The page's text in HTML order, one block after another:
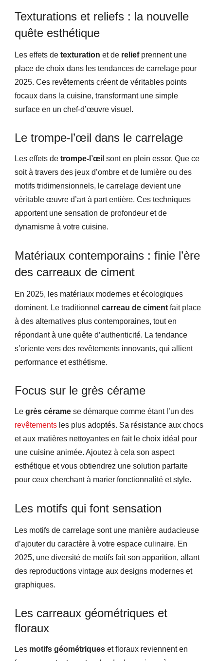
Texturations et reliefs : la nouvelle
quête esthétique
Les effets de texturation et de reliefprennent une
place de choix dans les tendances de carrelage pour
2025. Ces revêtements créent de véritables points
focaux dans la cuisine, transformant une simple
surface en un chef-d’œuvre visuel.
Le trompe-l’œil dans le carrelage
Les effets de trompe-l’œil sont en plein essor. Que ce
soit à travers des jeux d’ombre et de lumière ou des
motifs tridimensionnels, le carrelage devient une
véritable œuvre d’art à part entière. Ces techniques
apportent une sensation de profondeur et de
dynamisme à votre cuisine.
Matériaux contemporains : finie l’ère
des carreaux de ciment
En 2025, les matériaux modernes et écologiques
dominent. Le traditionnel carreau de ciment fait place
à des alternatives plus contemporaines, tout en
répondant à une quête d’authenticité. La tendance
s’oriente vers des revêtements innovants, qui allient
performance et esthétisme.
Focus sur le grès cérame
Le grès cérame se démarque comme étant l’un des
revêtements les plus adoptés. Sa résistance aux chocs
et aux matières nettoyantes en fait le choix idéal pour
une cuisine animée. Ajoutez à cela son aspect
esthétique et vous obtiendrez une solution parfaite
pour ceux cherchant à marier fonctionnalité et style.
Les motifs qui font sensation
Les motifs de carrelage sont une manière audacieuse
d’ajouter du caractère à votre espace culinaire. En
2025, une diversité de motifs fait son apparition, allant
des reproductions vintage aux designs modernes et
graphiques.
Les carreaux géométriques et
floraux
Les motifs géométriques et floraux reviennent en